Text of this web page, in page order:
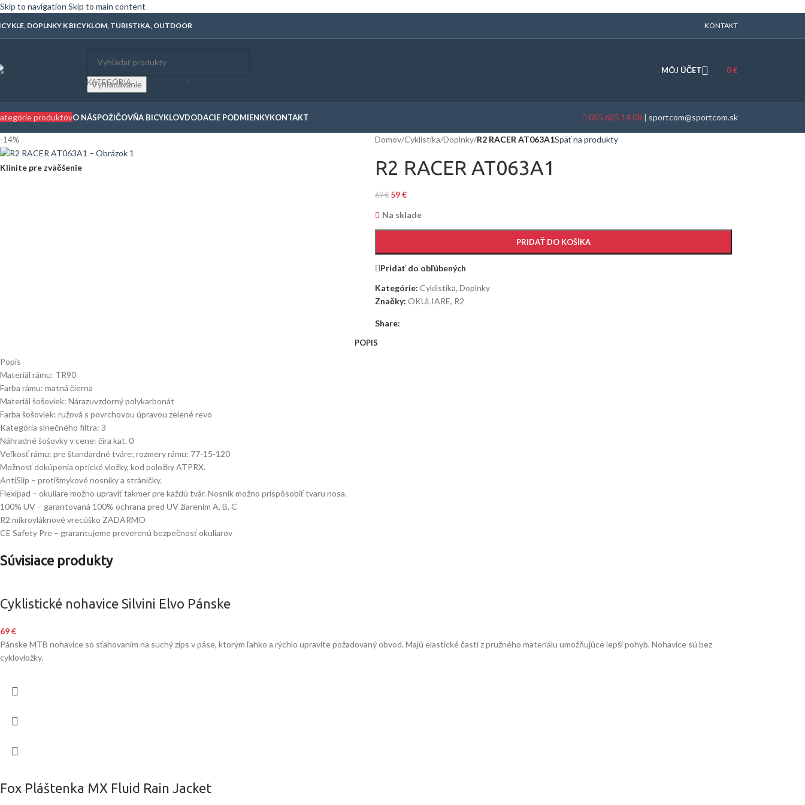
Skip to navigation Skip to main content
DOPLNKY K BICYKLOM, TURISTIKA, OUTDOOR KONTAKT
KATEGÓRIA
Vyhľadávanie
MÔJ ÚČET 0€
produktovO NÁSPOŽIČOVŇA BICYKLOVDODACIE PODMIENKYKONTAKT 055 625 14 08 | sportcom@sportcom.sk
-14%
Klinite pre zväčšenie
Domov/Cyklistika/Doplnky/R2 RACER AT063A1Späť na produkty
R2 RACER AT063A1
69€ 59€
Na sklade
PRIDAŤ DO KOŠÍKA
Pridať do obľúbených
Kategórie: Cyklistika, Doplnky
Značky: OKULIARE, R2
Share:
POPIS
Popis
Materiál rámu: TR90
Farba rámu: matná čierna
Materiál šošoviek: Nárazuvzdorný polykarbonát
Farba šošoviek: ružová s povrchovou úpravou zelené revo
Kategória slnečného filtra: 3
Náhradné šošovky v cene: číra kat. 0
Veľkosť rámu: pre štandardné tváre; rozmery rámu: 77-15-120
Možnosť dokúpenia optické vložky, kod položky ATPRX.
AntiSlip – protišmykové nosníky a stráničky.
Flexipad – okuliare možno upraviť takmer pre každú tvár. Nosník možno prispôsobiť tvaru nosa.
100% UV – garantovaná 100% ochrana pred UV žiarením A, B, C
R2 mikrovláknové vrecúško ZADARMO
CE Safety Pre – grarantujeme preverenú bezpečnosť okuliarov
Súvisiace produkty
Cyklistické nohavice Silvini Elvo Pánske
69€
Pánske MTB nohavice so sťahovaním na suchý zips v páse, ktorým ľahko a rýchlo upravíte požadovaný obvod. Majú elastické časti z pružného materiálu umožňujúce lepší pohyb. Nohavice sú bez
cyklovložky.
Fox Pláštenka MX Fluid Rain Jacket